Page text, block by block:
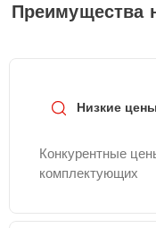
Преимущества
Низкие цены
Конкурентные
комплектующих